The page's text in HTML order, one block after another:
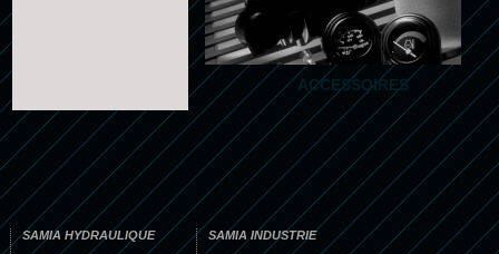
ACCESSOIRES
SAMIA HYDRAULIQUE
SAMIA INDUSTRIE